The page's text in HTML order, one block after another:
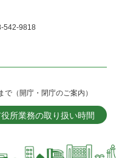
542-9818
（開庁・閉庁のご案内）
所業務の取り扱い時間